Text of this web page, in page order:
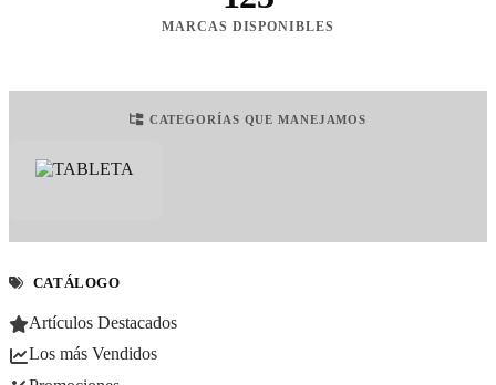
MARCAS DISPONIBLES
CATEGORÍAS QUE MANEJAMOS
CATÁLOGO
Artículos Destacados
Los más Vendidos